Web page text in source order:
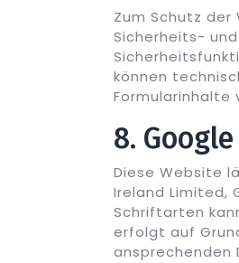
Zum Schutz
Sicherheits-
können
Formularinhalte
8.
Diese Website
Ireland Limited,
Schriftarten
erfolgt auf
ansprechenden